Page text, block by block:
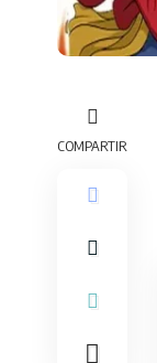
COMPARTIR